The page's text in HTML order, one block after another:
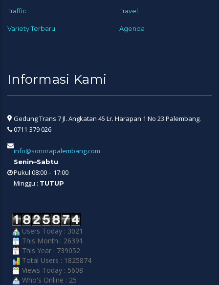
Traffic Travel
Variety Terbaru Agenda
Informasi Kami
Gedung Trans 7 Jl. Angkatan 45 Lr. Harapan 1 No 23 Palembang.
0711-379 026
info@sonorapalembang.com
Senin–Sabtu
Pukul 08:00 – 17:00
Minggu : TUTUP
Users Today : 3021
This Month : 26391
This Year : 739052
Total Users : 1825874
Views Today : 5608
Who's Online : 25